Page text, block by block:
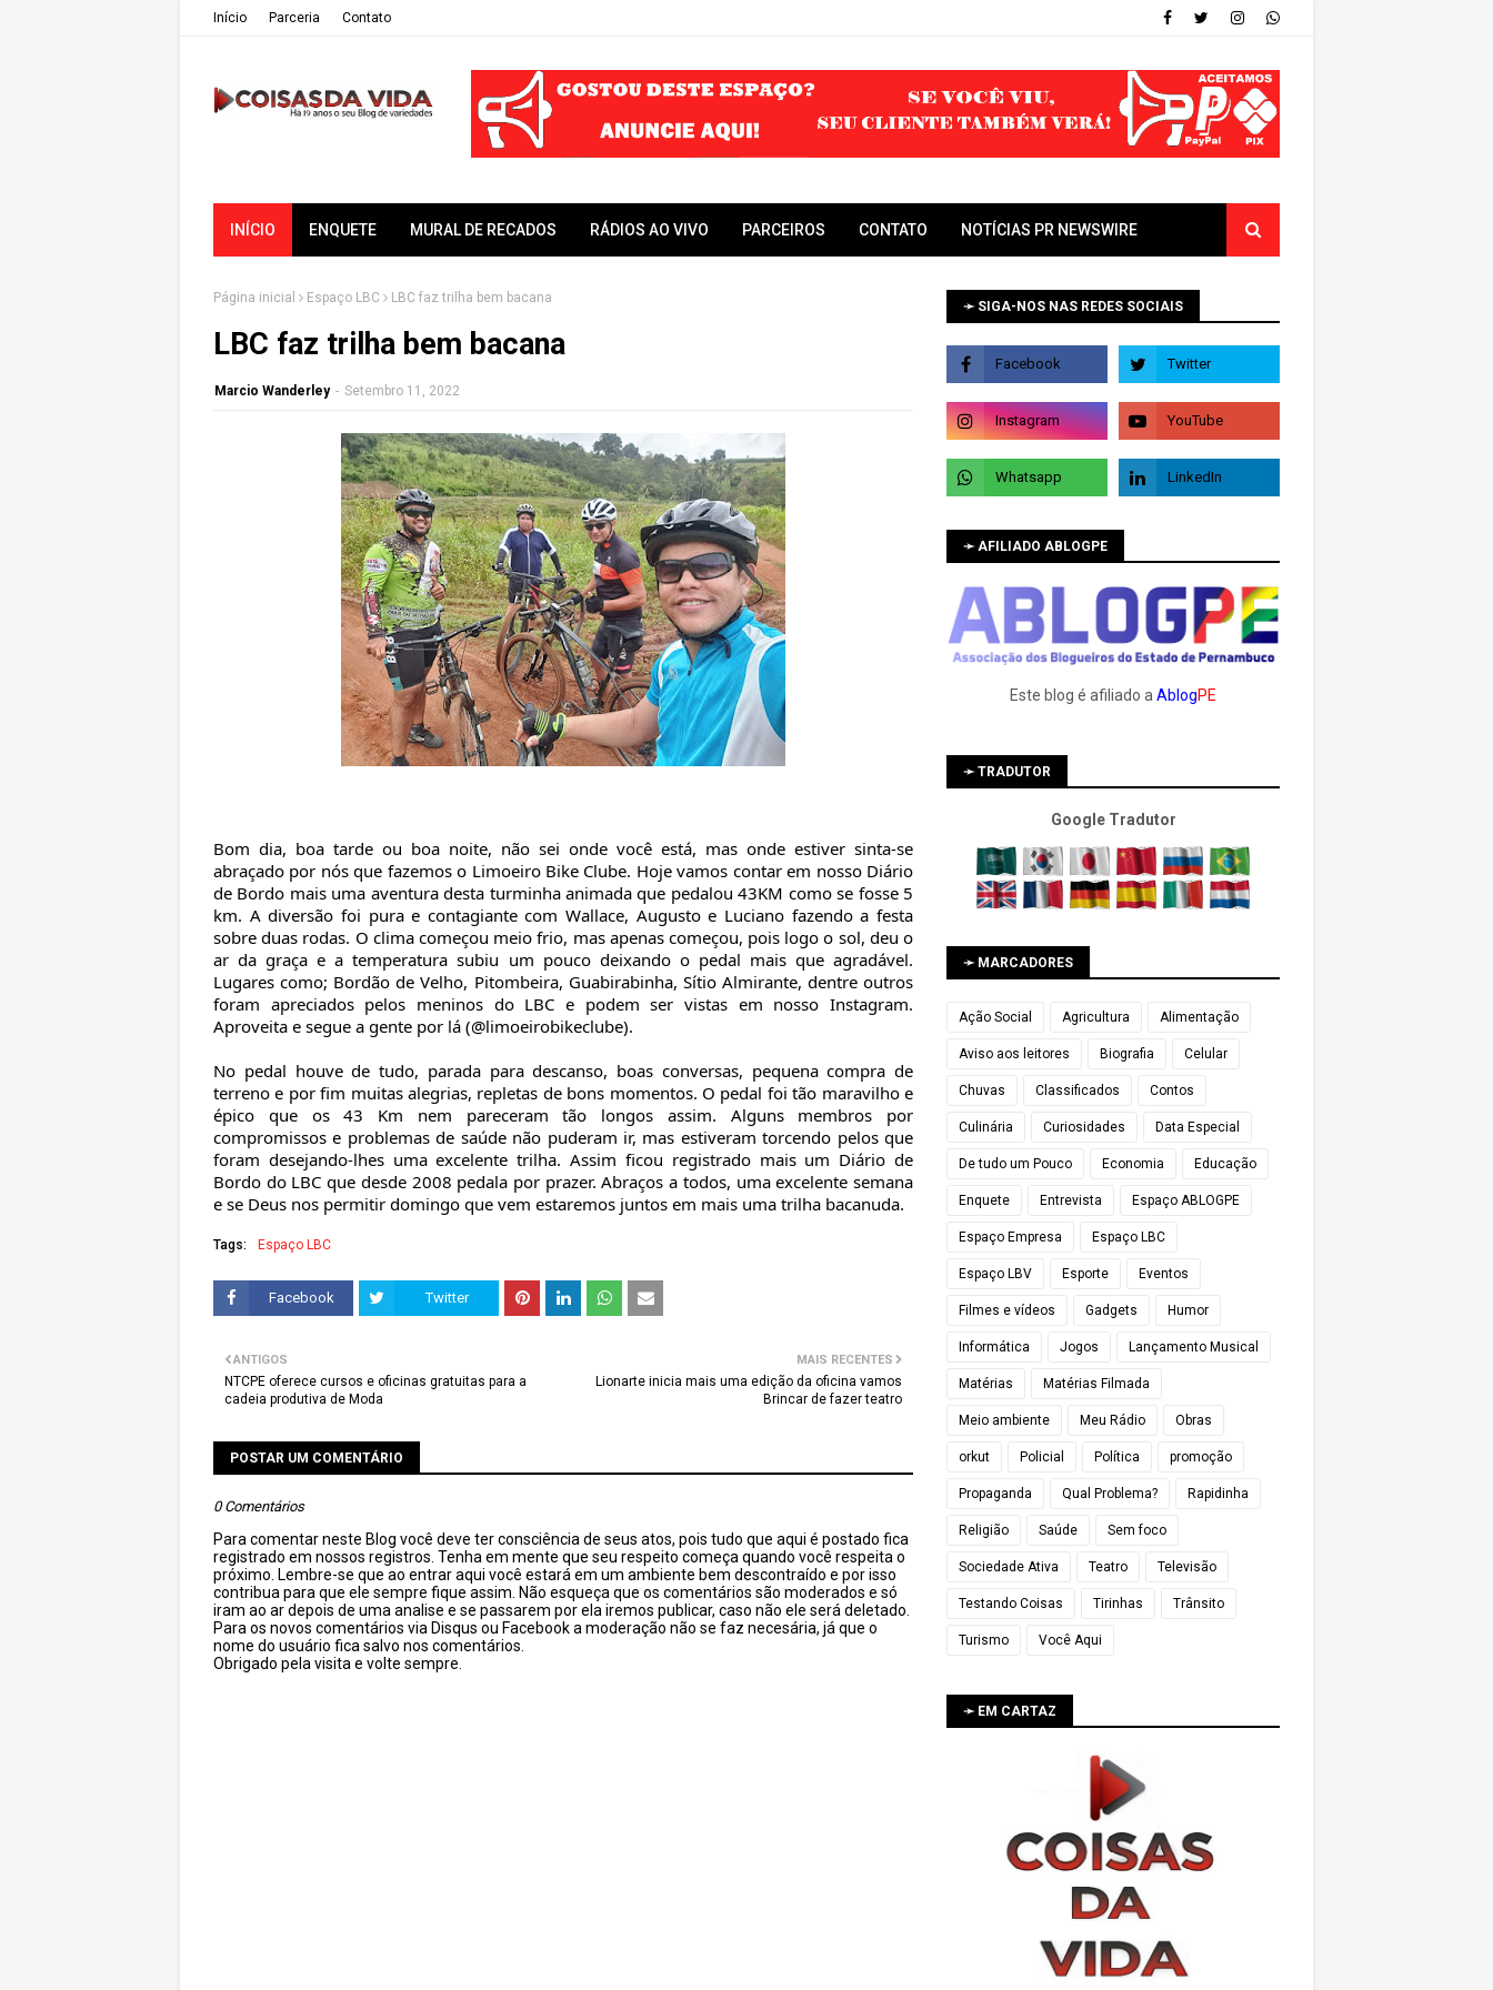
Iní­cio Parceria Contato
INÍCIO ENQUETE MURAL DE RECADOS RÁDIOS AO VIVO PARCEIROS CONTATO NOTÍCIAS PR NEWSWIRE
Página inicial Espaço LBC LBC faz trilha bem bacana
LBC faz trilha bem bacana
Marcio Wanderley - Setembro 11, 2022
Bom dia, boa tarde ou boa noite, não sei onde você está, mas onde estiver sinta-se
abraçado por nós que fazemos o Limoeiro Bike Clube. Hoje vamos contar em nosso Diário
de Bordo mais uma aventura desta turminha animada que pedalou 43KM como se fosse 5
km. A diversão foi pura e contagiante com Wallace, Augusto e Luciano fazendo a festa
sobre duas rodas. O clima começou meio frio, mas apenas começou, pois logo o sol, deu o
ar da graça e a temperatura subiu um pouco deixando o pedal mais que agradável.
Lugares como; Bordão de Velho, Pitombeira, Guabirabinha, Sítio Almirante, dentre outros
foram apreciados pelos meninos do LBC e podem ser vistas em nosso Instagram.
Aproveita e segue a gente por lá (@limoeirobikeclube).
No pedal houve de tudo, parada para descanso, boas conversas, pequena compra de
terreno e por fim muitas alegrias, repletas de bons momentos. O pedal foi tão maravilho e
épico que os 43 Km nem pareceram tão longos assim. Alguns membros por
compromissos e problemas de saúde não puderam ir, mas estiveram torcendo pelos que
foram desejando-lhes uma excelente trilha. Assim ficou registrado mais um Diário de
Bordo do LBC que desde 2008 pedala por prazer. Abraços a todos, uma excelente semana
e se Deus nos permitir domingo que vem estaremos juntos em mais uma trilha bacanuda.
Tags: Espaço LBC
Facebook Twitter
MAIS RECENTES
Lionarte inicia mais uma edição da oficina vamos
Brincar de fazer teatro
ANTIGOS
NTCPE oferece cursos e oficinas gratuitas para a
cadeia produtiva de Moda
POSTAR UM COMENTÁRIO
0 Comentários
Para comentar neste Blog você deve ter consciência de seus atos, pois tudo que aqui é postado fica
registrado em nossos registros. Tenha em mente que seu respeito começa quando você respeita o
próximo. Lembre-se que ao entrar aqui você estará em um ambiente bem descontraído e por isso
contribua para que ele sempre fique assim. Não esqueça que os comentários são moderados e só
iram ao ar depois de uma analise e se passarem por ela iremos publicar, caso não ele será deletado.
Para os novos comentários via Disqus ou Facebook a moderação não se faz necesária, já que o
nome do usuário fica salvo nos comentários.
Obrigado pela visita e volte sempre.
➛ SIGA-NOS NAS REDES SOCIAIS
➛ AFILIADO ABLOGPE
Este blog é afiliado a AblogPE
➛ TRADUTOR
Google Tradutor
➛ MARCADORES
Ação Social Agricultura Alimentação
Aviso aos leitores Biografia Celular
Chuvas Classificados Contos
Culinária Curiosidades Data Especial
De tudo um Pouco Economia Educação
Enquete Entrevista Espaço ABLOGPE
Espaço Empresa Espaço LBC
Espaço LBV Esporte Eventos
Filmes e vídeos Gadgets Humor
Informática Jogos Lançamento Musical
Matérias Matérias Filmada
Meio ambiente Meu Rádio Obras
orkut Policial Política promoção
Propaganda Qual Problema? Rapidinha
Religião Saúde Sem foco
Sociedade Ativa Teatro Televisão
Testando Coisas Tirinhas Trânsito
Turismo Você Aqui
➛ EM CARTAZ